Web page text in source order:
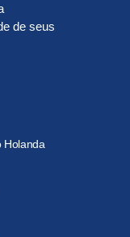
de seus
Holanda